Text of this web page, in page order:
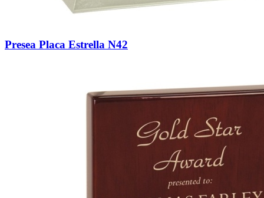
Presea Placa Estrella N42